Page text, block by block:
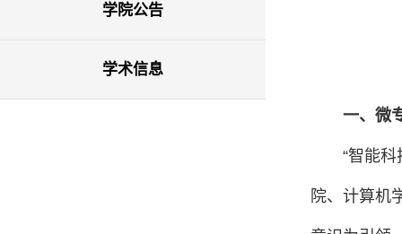
学院公告
学术信息
一、微
“智能
院、计算机